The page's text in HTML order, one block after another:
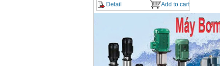
Detail
Add to cart